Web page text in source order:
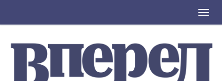
Toggle